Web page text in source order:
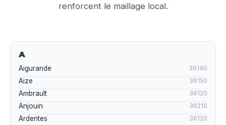
renforcent le maillage local.
A
Aigurande 36140
Aize 36150
Ambrault 36120
Anjouin 36210
Ardentes 36120